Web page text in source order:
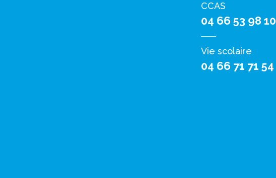
CCAS
04 66 53 98 10
Vie scolaire
04 66 71 71 54